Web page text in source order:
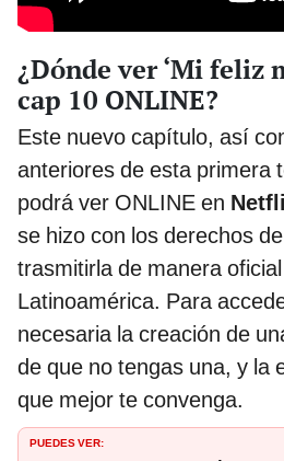
¿Dónde ver ‘Mi feliz
cap 10 ONLINE?
Este nuevo capítulo, así
anteriores de esta primera
podrá ver ONLINE en
se hizo con los derechos
trasmitirla de manera
Latinoamérica. Para
necesaria la creación de
de que no tengas una, y la
que mejor te convenga.
PUEDES VER: